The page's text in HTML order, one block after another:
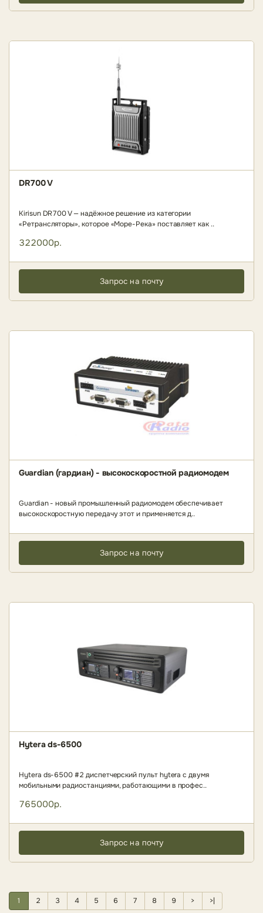
DR700 V
Kirisun DR700 V — надёжное решение из категории
«Ретрансляторы», которое «Море-Река» поставляет как ..
322000р.
Запрос на почту
Guardian (гардиан) - высокоскоростной радиомодем
Guardian - новый промышленный радиомодем обеспечивает
высокоскоростную передачу этот и применяется д..
Запрос на почту
Hytera ds-6500
Hytera ds-6500 #2 диспетчерский пульт hytera с двумя
мобильными радиостанциями, работающими в профес..
765000р.
Запрос на почту
1 2 3 4 5 6 7 8 9 >
>|